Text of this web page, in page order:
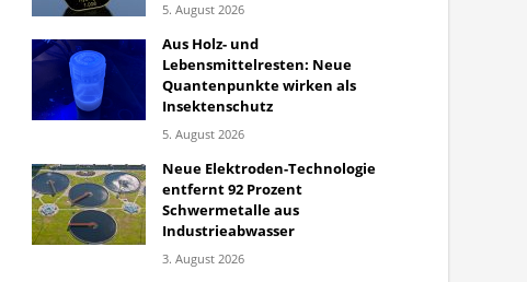
5. August 2026
Aus Holz- und
Lebensmittelresten: Neue
Quantenpunkte wirken als
Insektenschutz
5. August 2026
Neue Elektroden-Technologie
entfernt 92 Prozent
Schwermetalle aus
Industrieabwasser
3. August 2026